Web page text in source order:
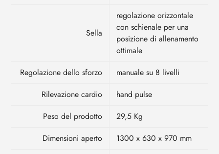
Sella
regolazione orizzontale
con schienale per una
posizione di allenamento
ottimale
Regolazione dello sforzo
manuale su 8 livelli
Rilevazione cardio
hand pulse
Peso del prodotto
29,5 Kg
Dimensioni aperto
1300 x 630 x 970 mm